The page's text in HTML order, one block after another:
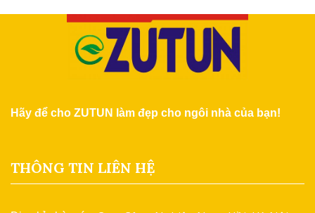
Hãy để cho ZUTUN làm đẹp cho ngôi nhà của bạn!
THÔNG TIN LIÊN HỆ